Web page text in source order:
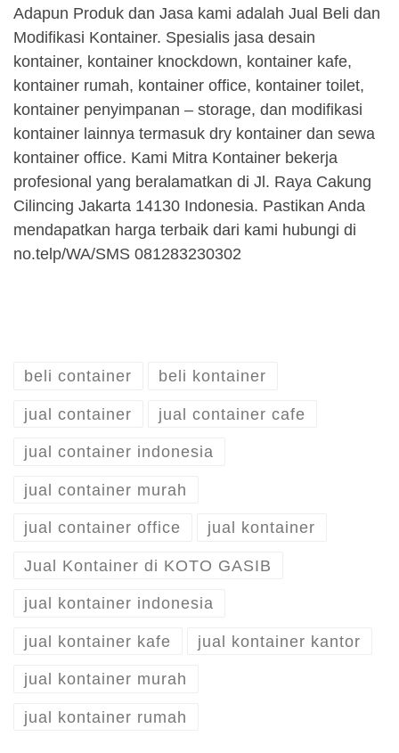
Adapun Produk dan Jasa kami adalah Jual Beli dan
Modifikasi Kontainer. Spesialis jasa desain
kontainer, kontainer knockdown, kontainer kafe,
kontainer rumah, kontainer office, kontainer toilet,
kontainer penyimpanan – storage, dan modifikasi
kontainer lainnya termasuk dry kontainer dan sewa
kontainer office. Kami Mitra Kontainer bekerja
profesional yang beralamatkan di Jl. Raya Cakung
Cilincing Jakarta 14130 Indonesia. Pastikan Anda
mendapatkan harga terbaik dari kami hubungi di
no.telp/WA/SMS 081283230302
beli container beli kontainer
jual container jual container cafe
jual container indonesia
jual container murah
jual container office jual kontainer
Jual Kontainer di KOTO GASIB
jual kontainer indonesia
jual kontainer kafe jual kontainer kantor
jual kontainer murah
jual kontainer rumah